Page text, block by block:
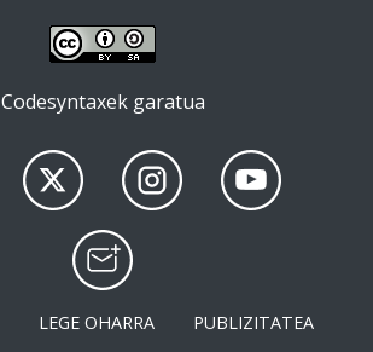
Codesyntaxek garatua
LEGE OHARRA
PUBLIZITATEA